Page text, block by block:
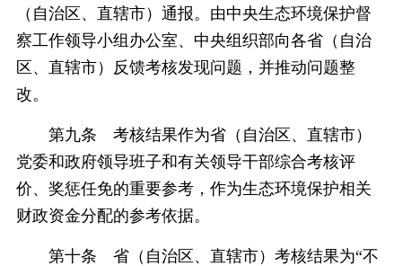
（自治区、直辖市）通报。由中央生态环境保护督
察工作领导小组办公室、中央组织部向各省（自治
区、直辖市）反馈考核发现问题，并推动问题整
改。
第九条 考核结果作为省（自治区、直辖市）
党委和政府领导班子和有关领导干部综合考核评
价、奖惩任免的重要参考，作为生态环境保护相关
财政资金分配的参考依据。
第十条 省（自治区、直辖市）考核结果为“不